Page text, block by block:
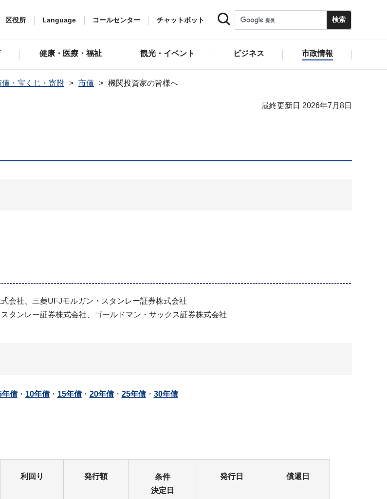
区役所 Language コールセンター チャットボット
健康・医療・福祉 観光・イベント ビジネス 市政情報
債・宝くじ・寄附 市債 機関投資家の皆様へ
最終更新日 2026年7月8日
会社、三菱UFJモルガン・スタンレー証券株式会社
タンレー証券株式会社、ゴールドマン・サックス証券株式会社
年債・ 10年債・ 15年債・ 20年債・ 25年債・ 30年債
利回り 発行額
条件
決定日
発行日 償還日